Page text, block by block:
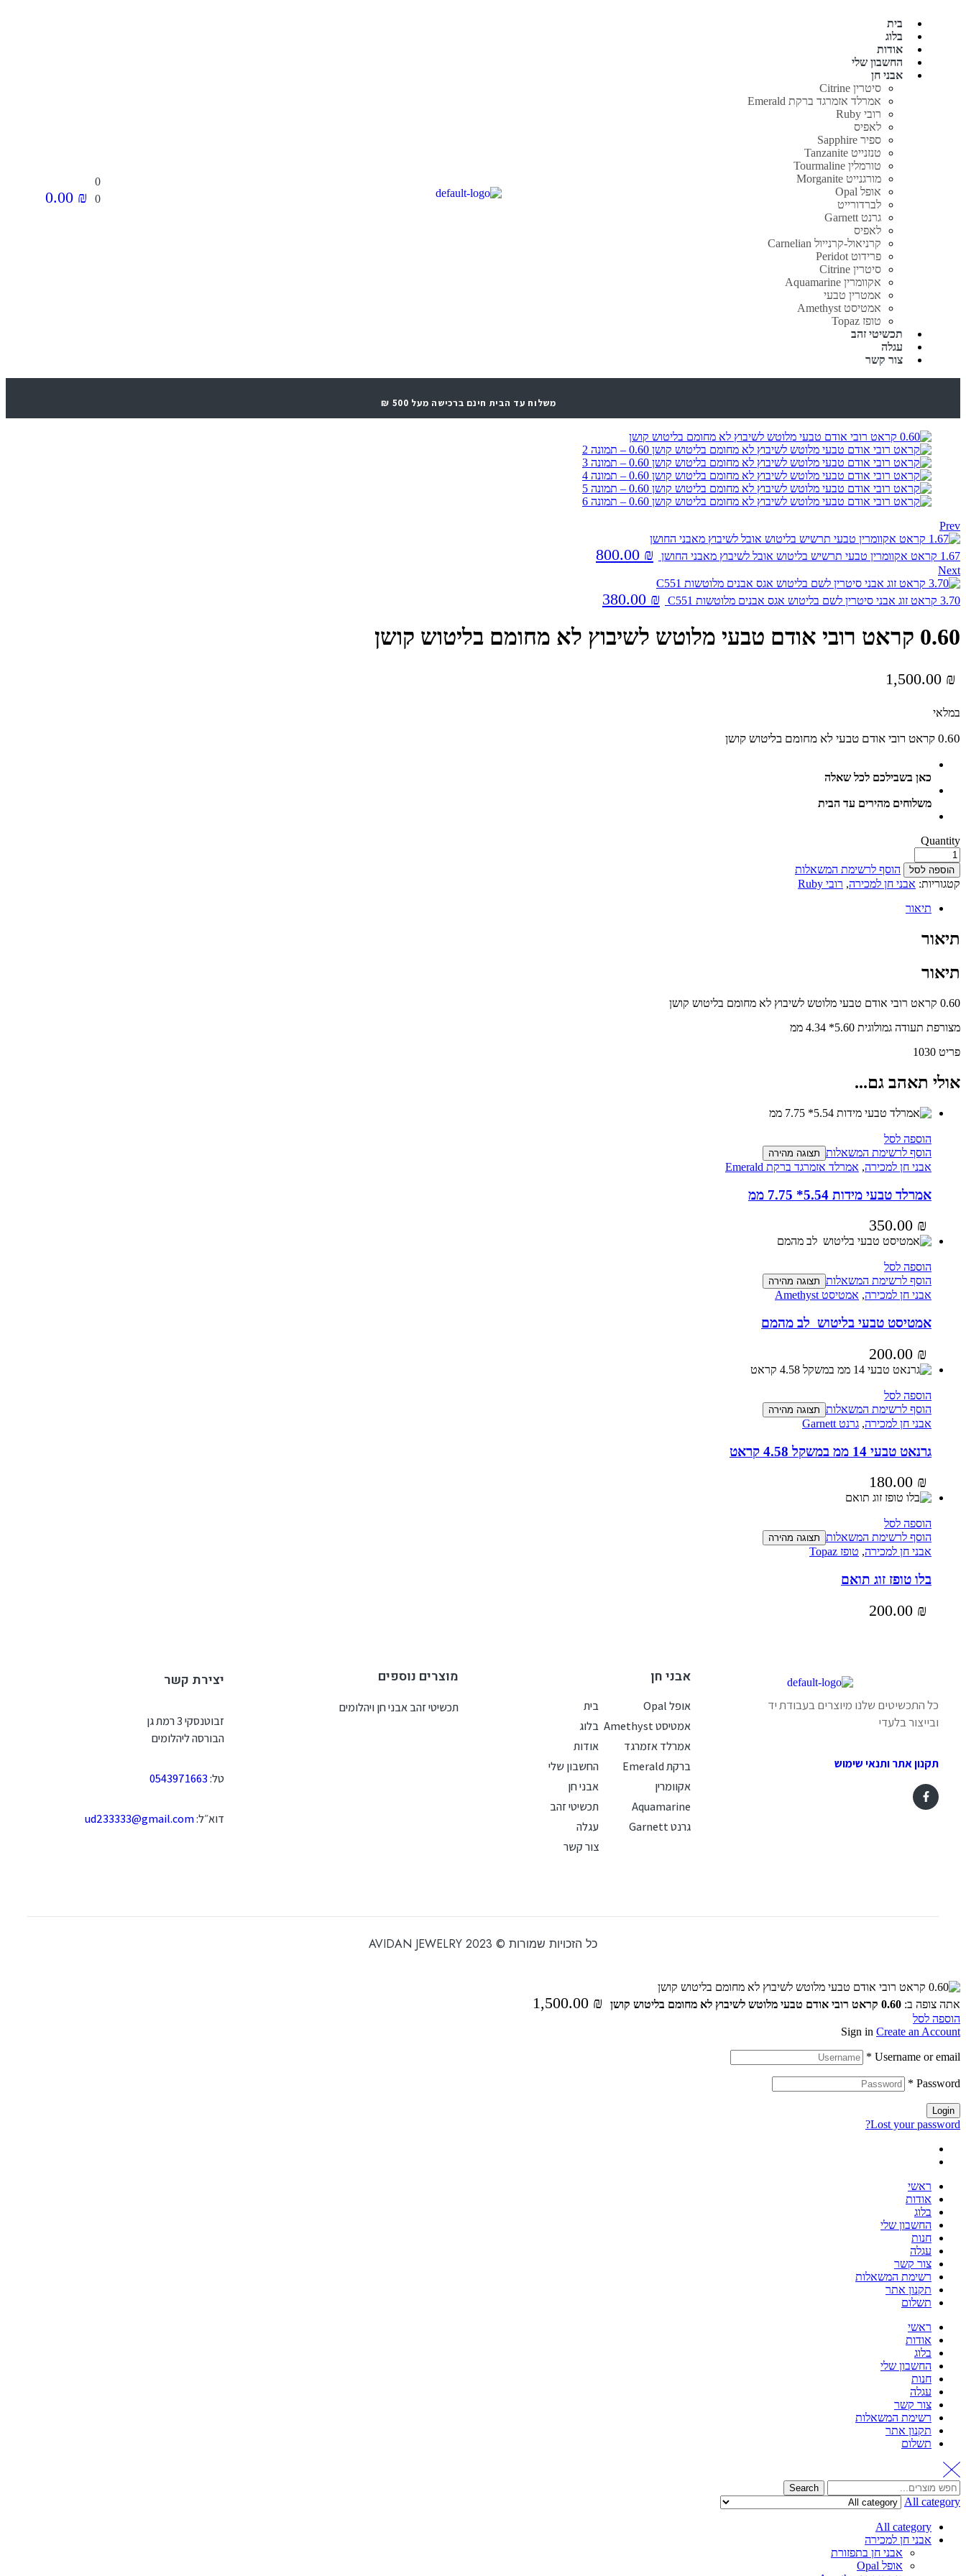
בית
בלוג
אודות
החשבון שלי
אבני חן
סיטרין Citrine
אמרלד אזמרגד ברקת Emerald
רובי Ruby
לאפיס
ספיר Sapphire
טנזנייט Tanzanite
טורמלין Tourmaline
מורגנייט Morganite
אופל Opal
לברדורייט
גרנט Garnett
לאפיס
קרניאול-קרנייול Carnelian
פרידוט Peridot
סיטרין Citrine
אקוומרין Aquamarine
אמטרין טבעי
אמטיסט Amethyst
טופז Topaz
תכשיטי זהב
עגלה
צור קשר
0
0
0.00 ₪
משלוח עד הבית חינם ברכישה מעל 500 ₪
Prev
1.67 קראט אקוומרין טבעי תרשיש בליטוש אובל לשיבוץ מאבני החושן 800.00 ₪
Next
3.70 קראט זוג אבני סיטרין לשם בליטוש אגס אבנים מלוטשות C551 380.00 ₪
0.60 קראט רובי אודם טבעי מלוטש לשיבוץ לא מחומם בליטוש קושן
1,500.00 ₪
במלאי
0.60 קראט רובי אודם טבעי לא מחומם בליטוש קושן
כאן בשבילכם לכל שאלה
משלוחים מהירים עד הבית
Quantity
הוספה לסל
הוסף לרשימת המשאלות
קטגוריות: אבני חן למכירה, רובי Ruby
תיאור
תיאור
תיאור
0.60 קראט רובי אודם טבעי מלוטש לשיבוץ לא מחומם בליטוש קושן
מצורפת תעודה גמולוגית 5.60* 4.34 ממ
פריט 1030
אולי תאהב גם...
הוספה לסל
הוסף לרשימת המשאלות תצוגה מהירה
אבני חן למכירה, אמרלד אזמרגד ברקת Emerald
אמרלד טבעי מידות 5.54* 7.75 ממ
350.00 ₪
הוספה לסל
הוסף לרשימת המשאלות תצוגה מהירה
אבני חן למכירה, אמטיסט Amethyst
אמטיסט טבעי בליטוש לב מהמם
200.00 ₪
הוספה לסל
הוסף לרשימת המשאלות תצוגה מהירה
אבני חן למכירה, גרנט Garnett
גרנאט טבעי 14 ממ במשקל 4.58 קראט
180.00 ₪
הוספה לסל
הוסף לרשימת המשאלות תצוגה מהירה
אבני חן למכירה, טופז Topaz
בלו טופז זוג תואם
200.00 ₪
כל התכשיטים שלנו מיוצרים בעבודת יד
ובייצור בלעדי
תקנון אתר ותנאי שימוש
אבני חן
אופל Opal
אמטיסט Amethyst
אמרלד אזמרגד
ברקת Emerald
אקוומרין
Aquamarine
גרנט Garnett
בית
בלוג
אודות
החשבון שלי
אבני חן
תכשיטי זהב
עגלה
צור קשר
מוצרים נוספים
תכשיטי זהב אבני חן ויהלומים
יצירת קשר
זבוטנסקי 3 רמת גן
הבורסה ליהלומים
טל:0543971663
דוא״ל:ud233333@gmail.com
כל הזכויות שמורות © 2023 AVIDAN JEWELRY
אתה צופה ב: 0.60 קראט רובי אודם טבעי מלוטש לשיבוץ לא מחומם בליטוש קושן 1,500.00 ₪
הוספה לסל
Sign in Create an Account
Username or email
*
Password
*
Login
Lost your password?
ראשי
אודות
בלוג
החשבון שלי
חנות
עגלה
צור קשר
רשימת המשאלות
תקנון אתר
תשלום
ראשי
אודות
בלוג
החשבון שלי
חנות
עגלה
צור קשר
רשימת המשאלות
תקנון אתר
תשלום
Search
All category
All category
אבני חן למכירה
אבני חן בתפזורת
אופל Opal